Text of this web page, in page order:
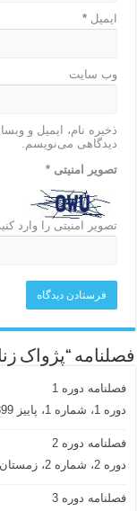
ایمیل*
وب‌ سایت
ذخیره نام، ایمیل و
دیدگاهی می‌نویسم.
تصویر امنیتی*
تصویر امنیتی را وارد
فصلنامه “پژواک
فصلنامه دوره 1
دوره 1، شماره 1، پاییز 1399
فصلنامه دوره 2
دوره 2، شماره 2، زمستان 1399
فصلنامه دوره 3